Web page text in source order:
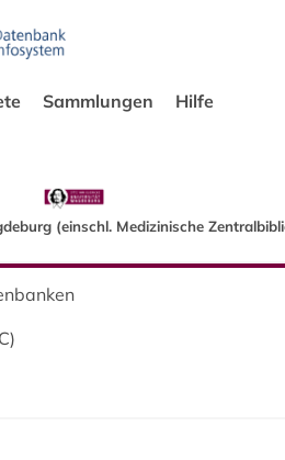
Sammlungen Hilfe
(einschl. Medizinische